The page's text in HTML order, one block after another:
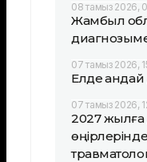
08 тамыз 2026,
Жамбыл
07 тамыз 2026,
Елде
07 тамыз 2026,
2027 жылға